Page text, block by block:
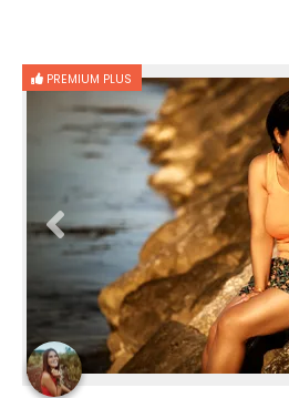
PREMIUM PLUS